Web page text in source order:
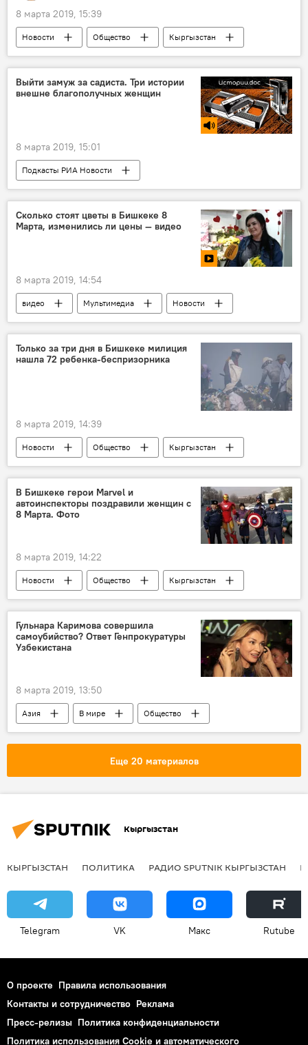
8 марта 2019, 15:39
Новости Общество Кыргызстан
Выйти замуж за садиста. Три истории
внешне благополучных женщин
8 марта 2019, 15:01
Подкасты РИА Новости
Радио Sputnik Кыргызстан
Общество
насилие
семья
Сколько стоят цветы в Бишкеке 8
Марта, изменились ли цены — видео
8 марта 2019, 14:54
видео Мультимедиа
Новости
Общество
Бишкек
Международный женский день
цветы
Только за три дня в Бишкеке милиция
нашла 72 ребенка-беспризорника
8 марта 2019, 14:39
Новости Общество
Кыргызстан
Происшествия
Бишкек
ГУВД Бишкека
рейд
беспризорники
В Бишкеке герои Marvel и
автоинспекторы поздравили женщин с
8 Марта. Фото
8 марта 2019, 14:22
Новости Общество
Кыргызстан
Бишкек
автоинспектор
Международный женский день
Гульнара Каримова совершила
самоубийство? Ответ Генпрокуратуры
Узбекистана
8 марта 2019, 13:50
Азия В мире
Общество
Новости
Узбекистан
Генеральная прокуратура
Еще 20 материалов
Кыргызстан
КЫРГЫЗСТАН ПОЛИТИКА РАДИО SPUTNIK КЫРГЫЗСТАН
Telegram VK Макс Rutube
О проекте Правила использования
Контакты и сотрудничество Реклама
Пресс-релизы Политика конфиденциальности
Политика использования Cookie и автоматического